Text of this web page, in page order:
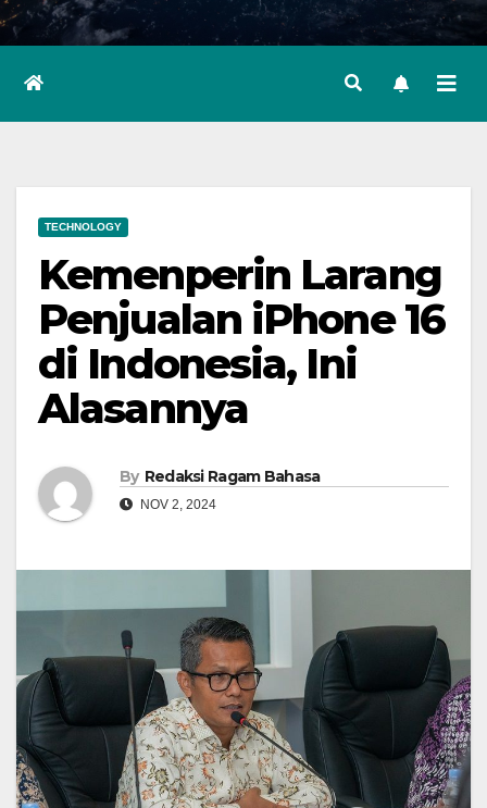
TECHNOLOGY
Kemenperin Larang
Penjualan iPhone 16
di Indonesia, Ini
Alasannya
By Redaksi Ragam Bahasa
NOV 2, 2024